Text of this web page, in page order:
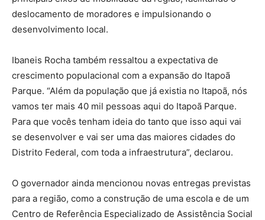
deslocamento de moradores e impulsionando o
desenvolvimento local.
Ibaneis Rocha também ressaltou a expectativa de
crescimento populacional com a expansão do Itapoã
Parque. “Além da população que já existia no Itapoã, nós
vamos ter mais 40 mil pessoas aqui do Itapoã Parque.
Para que vocês tenham ideia do tanto que isso aqui vai
se desenvolver e vai ser uma das maiores cidades do
Distrito Federal, com toda a infraestrutura”, declarou.
O governador ainda mencionou novas entregas previstas
para a região, como a construção de uma escola e de um
Centro de Referência Especializado de Assistência Social